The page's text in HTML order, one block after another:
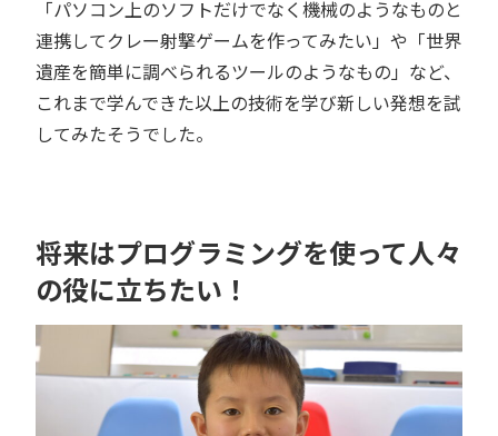
「パソコン上のソフトだけでなく機械のようなものと
連携してクレー射撃ゲームを作ってみたい」や「世界
遺産を簡単に調べられるツールのようなもの」など、
これまで学んできた以上の技術を学び新しい発想を試
してみたそうでした。
将来はプログラミングを使って人々
の役に立ちたい！